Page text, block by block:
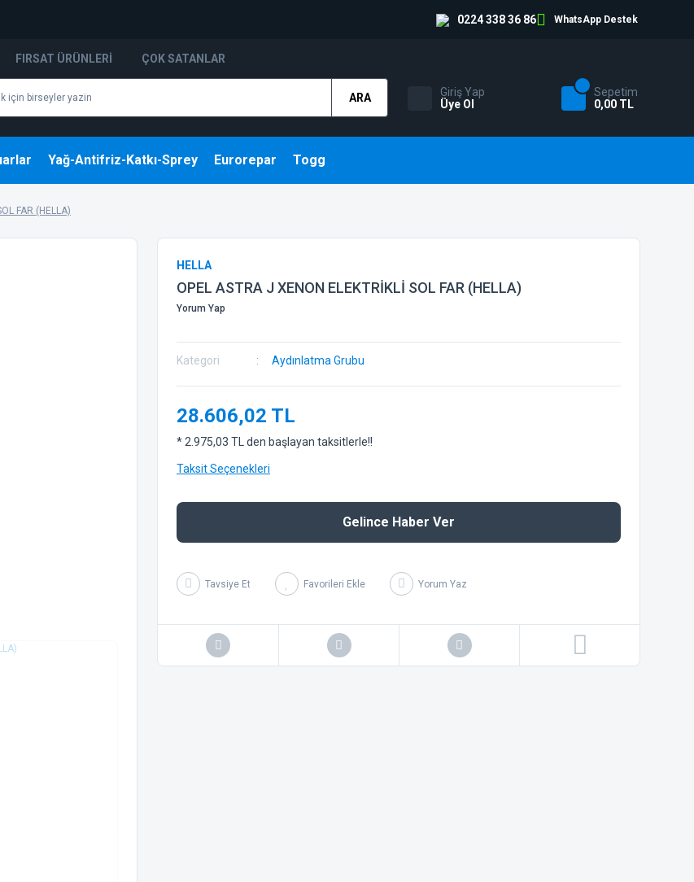
0224 338 36 86 WhatsApp Destek
FIRSAT ÜRÜNLERI ÇOK SATANLAR
ARA
Giriş Yap
Üye Ol
Sepetim
0,00 TL
Yağ-Antifriz-Katkı-Sprey Eurorepar Togg
FAR (HELLA)
HELLA
OPEL ASTRA J XENON ELEKTRİKLİ SOL FAR (HELLA)
Yorum Yap
Kategori Aydınlatma Grubu
28.606,02 TL
* 2.975,03 TL den başlayan taksitlerle!!
Taksit Seçenekleri
Gelince Haber Ver
Tavsiye Et Yorum Yaz